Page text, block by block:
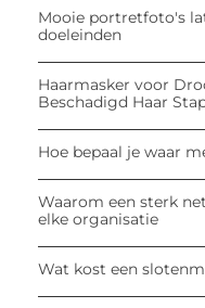
Mooie portretfoto's
doeleinden
Haarmasker voor
Beschadigd Haar
Hoe bepaal je waar
Waarom een sterk
elke organisatie
Wat kost een